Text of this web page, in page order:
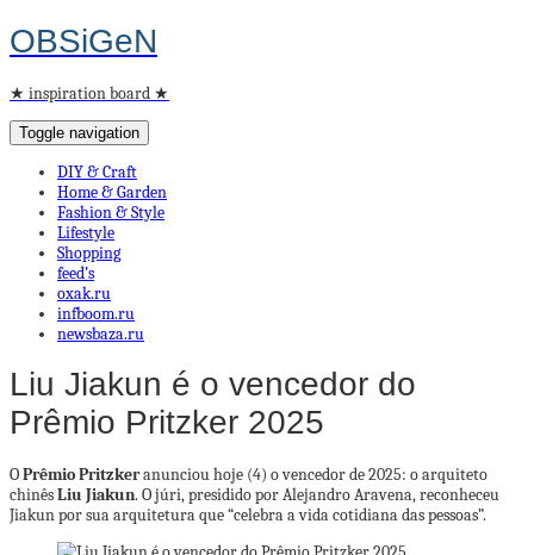
OBSiGeN
★ inspiration board ★
Toggle navigation
DIY & Craft
Home & Garden
Fashion & Style
Lifestyle
Shopping
feed’s
oxak.ru
infboom.ru
newsbaza.ru
Liu Jiakun é o vencedor do
Prêmio Pritzker 2025
OPrêmio Pritzkeranunciou hoje (4) o vencedor de 2025: o arquiteto
chinêsLiu Jiakun. O júri, presidido por Alejandro Aravena, reconheceu
Jiakun por sua arquitetura que “celebra a vida cotidiana das pessoas”.